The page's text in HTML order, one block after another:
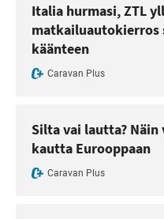
Italia hurmasi, ZTL
matkailuautokierros
käänteen
Caravan Plus
Silta vai lautta?
kautta Eurooppaan
Caravan Plus